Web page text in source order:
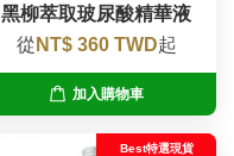
黑柳萃取玻尿酸精華液
從 NT$ 360 TWD起
加入購物車
Best特選現貨